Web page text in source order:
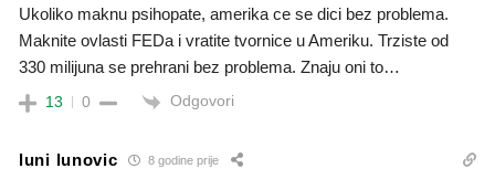
Ukoliko maknu psihopate, amerika ce se dici bez problema.
Maknite ovlasti FEDa i vratite tvornice u Ameriku. Trziste od
330 milijuna se prehrani bez problema. Znaju oni to…
13 0 Odgovori
luni lunovic 8 godine prije